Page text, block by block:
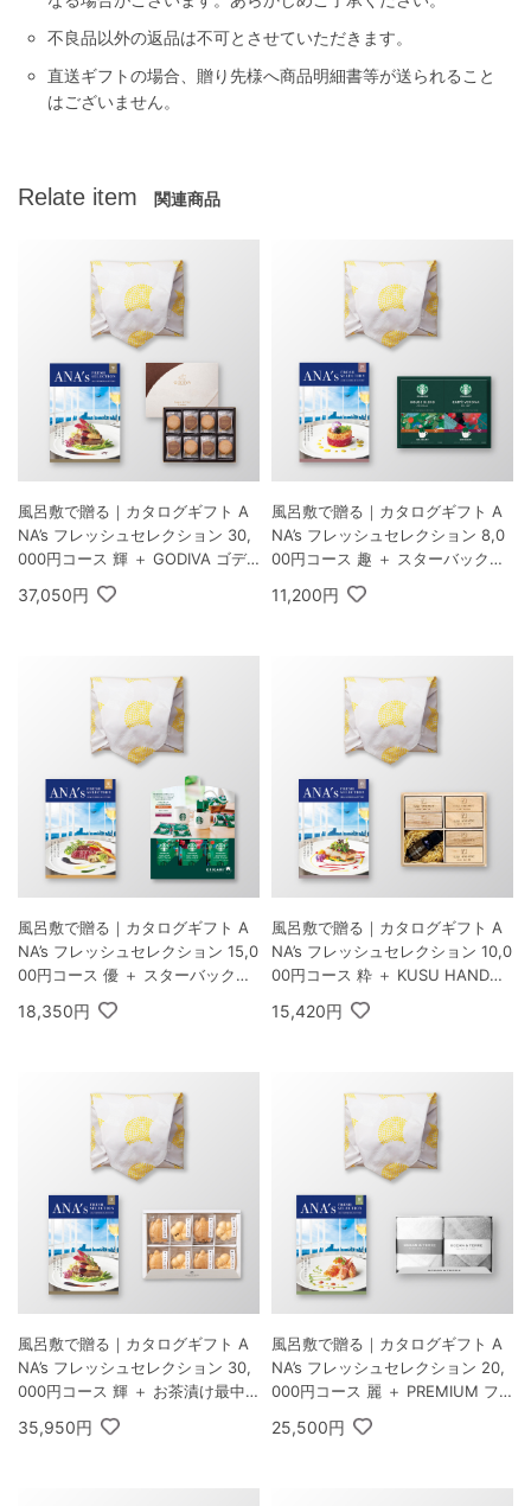
不良品以外の返品は不可とさせていただきます。
直送ギフトの場合、贈り先様へ商品明細書等が送られること
はございません。
Relate item 関連商品
風呂敷で贈る｜カタログギフト A
NA’s フレッシュセレクション 30,
000円コース 輝 ＋ GODIVA ゴデ
ィバ ラングドシャクッキーアソー
トメント 30枚入
37,050円
風呂敷で贈る｜カタログギフト A
NA’s フレッシュセレクション 8,0
00円コース 趣 ＋ スターバックス
オリガミ パーソナルドリップ コー
ヒーギフトB
11,200円
風呂敷で贈る｜カタログギフト A
NA’s フレッシュセレクション 15,0
00円コース 優 ＋ スターバックス
オリガミ パーソナルドリップ コー
ヒーギフトA
18,350円
風呂敷で贈る｜カタログギフト A
NA’s フレッシュセレクション 10,0
00円コース 粋 ＋ KUSU HANDM
ADE エコブロック18個オイル付
き 桐箱
15,420円
風呂敷で贈る｜カタログギフト A
NA’s フレッシュセレクション 30,
000円コース 輝 ＋ お茶漬け最中
35,950円
風呂敷で贈る｜カタログギフト A
NA’s フレッシュセレクション 20,
000円コース 麗 ＋ PREMIUM フ
ェイスタオル2枚
25,500円